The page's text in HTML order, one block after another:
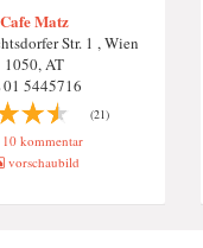
Cafe Matz
Str. 1 , Wien
1050, AT
01 5445716
(21)
10 kommentar
vorschaubild